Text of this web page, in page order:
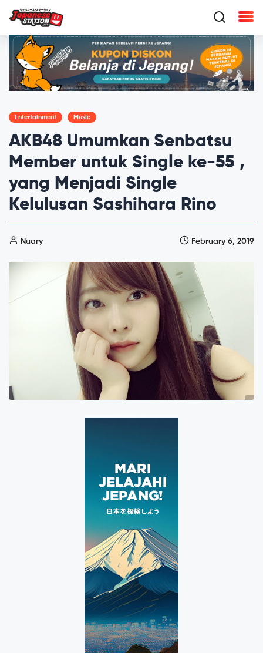
Entertainment Music
AKB48 Umumkan Senbatsu
Member untuk Single ke-55 ,
yang Menjadi Single
Kelulusan Sashihara Rino
Nuary February 6, 2019